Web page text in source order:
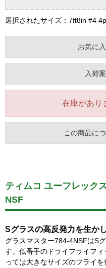
選択されたサイズ：7ft8in #4 4p
お気に
入荷
在庫があり
この商品に
ティムコ ユーフレック
NSF
Sグラスの高反発力を生か
グラスマスター784-4NSFはS
す。低番手のドライフライフ
っては大きなサイズのフライ